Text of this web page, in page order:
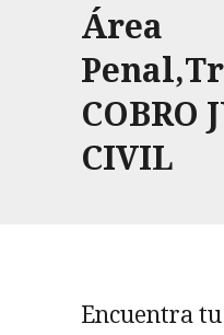
Área
COBRO
CIVIL
Encuentra